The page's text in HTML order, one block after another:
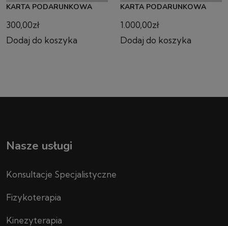
KARTA PODARUNKOWA
300,00zł
Dodaj do koszyka
KARTA PODARUNKOWA
1.000,00zł
Dodaj do koszyka
Nasze usługi
Konsultacje Specjalistyczne
Fizykoterapia
Kinezyterapia